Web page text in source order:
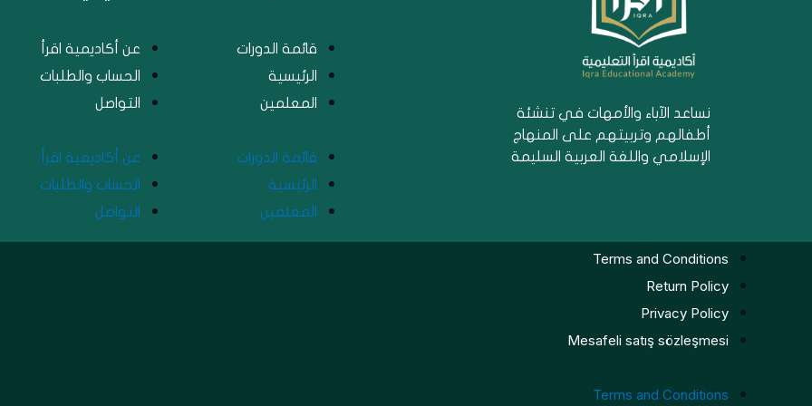
نساعد الآباء والأمهات في تنشئة
أطفالهم وتربيتهم على المنهاج
الإسلامي واللغة العربية السليمة
قائمة الدورات
الرئيسية
المعلمين
قائمة الدورات
الرئيسية
المعلمين
عن أكاديمية اقرأ
الحساب والطلبات
التواصل
عن أكاديمية اقرأ
الحساب والطلبات
التواصل
Terms and Conditions
Return Policy
Privacy Policy
Mesafeli satış sözleşmesi
Terms and Conditions